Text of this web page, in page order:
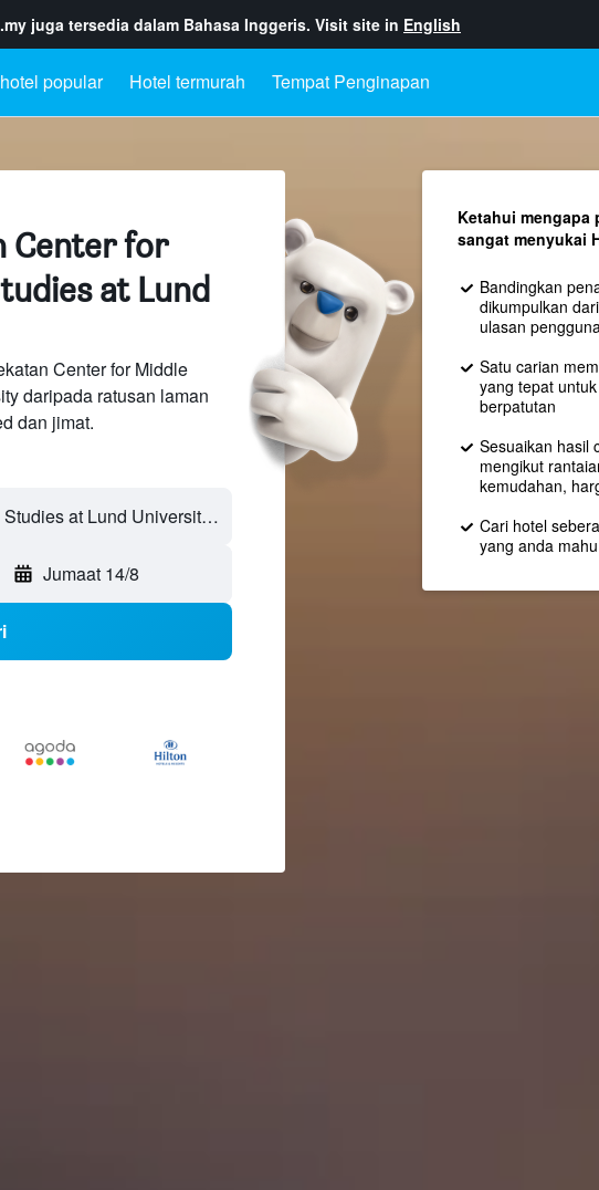
juga tersedia dalam Bahasa Inggeris. Visit site in English
popular Hotel termurah Tempat Penginapan
Center for
at Lund
Center for Middle
daripada ratusan laman
dan jimat.
Jumaat 14/8
Ketahui mengapa
sangat menyukai
Bandingkan
dikumpulkan
ulasan
Satu carian
yang tepat
berpatutan
Sesuaikan hasil
mengikut
kemudahan,
Cari hotel
yang anda